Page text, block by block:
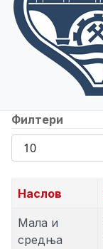
Филтери
Прикажи
број
Наслов
Мала и
средња